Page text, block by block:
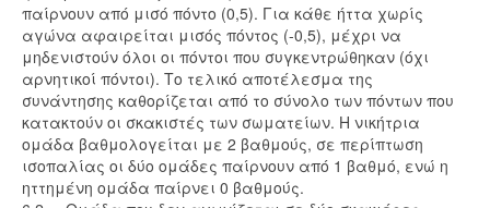
παίρνουν από μισό πόντο (0,5). Για κάθε ήττα χωρίς
αγώνα αφαιρείται μισός πόντος (-0,5), μέχρι να
μηδενιστούν όλοι οι πόντοι που συγκεντρώθηκαν (όχι
αρνητικοί πόντοι). Το τελικό αποτέλεσμα της
συνάντησης καθορίζεται από το σύνολο των πόντων που
κατακτούν οι σκακιστές των σωματείων. Η νικήτρια
ομάδα βαθμολογείται με 2 βαθμούς, σε περίπτωση
ισοπαλίας οι δύο ομάδες παίρνουν από 1 βαθμό, ενώ η
ηττημένη ομάδα παίρνει 0 βαθμούς.